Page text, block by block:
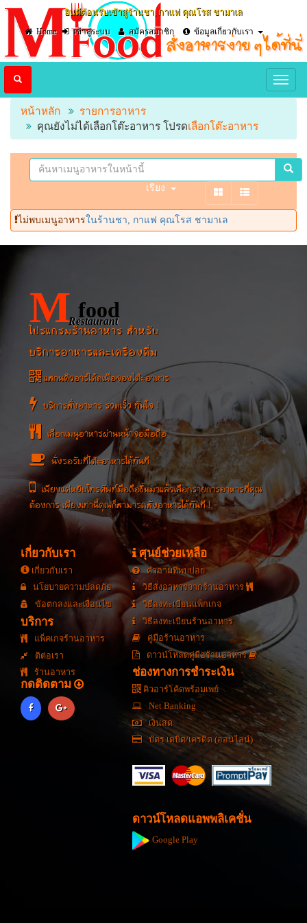
ยินดีต้อนรับเข้าสู่ร้านชา, กาแฟ คุณโรส ชามาเล
Home
เข้าสู่ระบบ สมัครสมาชิก ข้อมูลเกี่ยวกับเรา
หน้าหลัก
รายการอาหาร
คุณยังไม่ได้เลือกโต๊ะอาหาร โปรดเลือกโต๊ะอาหาร
เรียง
ไม่พบเมนูอาหารในร้านชา, กาแฟ คุณโรส ชามาเล
M food
Restaurant
โปรแกรมร้านอาหาร สำหรับ
บริการอาหารและเครื่องดื่ม
แสกนคิวอาร์โค้ดเพื่อจองโต๊ะอาหาร
บริการสั่งอาหาร รวดเร็ว ทันใจ !
เลือกเมนูอาหารผ่านหน้าจอมือถือ
นั่งรอรับที่โต๊ะอาหารได้ทันที
เพียงแค่หยิบโทรศัพท์มือถือขึ้นมาแล้วเลือกรายการอาหารที่คุณ
ต้องการ เพียงเท่านี้คุณก็สามารถสั่งอาหารได้ทันที !
เกี่ยวกับเรา
เกี่ยวกับเรา
นโยบายความปลดภัย
ข้อตกลงและเงื่อนไข
บริการ
แพ็คเกจร้านอาหาร
ติต่อเรา
ร้านอาหาร
กดติดตาม
ศุนย์ช่วยเหลือ
คำถามที่พบบ่อย
วิธีสั่งอาหารจากร้านอาหาร
วิธีลงทะเบียนแพ็กเกจ
วิธีลงทะเบียนร้านอาหาร
คู่มือร้านอาหาร
ดาวน์โหลดคู่มือร้านอาหาร
ช่องทางการชำระเงิน
คิวอาร์โค้ดพร้อมเพย์
Net Banking
เงินสด
บัตร เดบิต/เครดิต (ออนไลน์)
ดาวน์โหลดแอพพลิเคชั่น
Google Play